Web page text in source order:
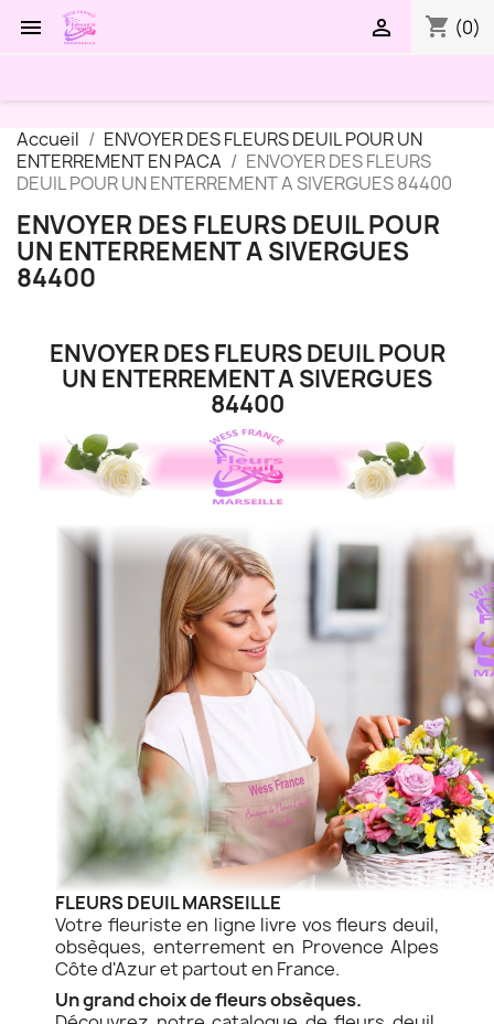
 shopping_cart (0)

Accueil
ENVOYER DES FLEURS DEUIL POUR UN
ENTERREMENT EN PACA
ENVOYER DES FLEURS
DEUIL POUR UN ENTERREMENT A SIVERGUES 84400
ENVOYER DES FLEURS DEUIL POUR
UN ENTERREMENT A SIVERGUES
84400
ENVOYER DES FLEURS DEUIL POUR
UN ENTERREMENT A SIVERGUES
84400
FLEURS DEUIL MARSEILLE
Votre fleuriste en ligne livre vos fleurs deuil,
obsèques, enterrement en Provence Alpes
Côte d'Azur et partout en France.
Un grand choix de fleurs obsèques.